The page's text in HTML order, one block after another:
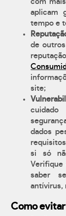
aplicam
tempo e
de
site;
cuidado
dados
si só
Verifique
saber
antívirus,
Como